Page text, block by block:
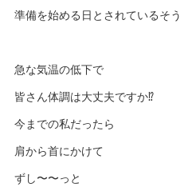
準備を始める日とされているそう
急な気温の低下で
皆さん体調は大丈夫ですか⁉️
今までの私だったら
肩から首にかけて
ずし〜〜っと